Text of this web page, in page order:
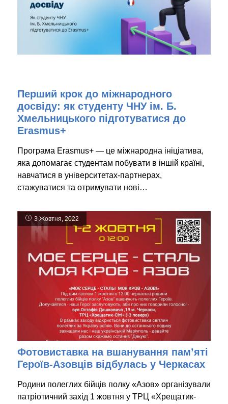
Перший крок до міжнародного
досвіду: як студенту ЧНУ ім. Б.
Хмельницького підготуватися до
Erasmus+
Програма Erasmus+ — це міжнародна ініціатива,
яка допомагає студентам побувати в іншій країні,
навчатися в університетах-партнерах,
стажуватися та отримувати нові…
3 Жовтня, 2022
Фотовиставка на вшанування пам’яті
Героїв-Азовців відбулась у Черкасах
Родини полеглих бійців полку «Азов» організували
патріотичний захід 1 жовтня у ТРЦ «Хрещатик-